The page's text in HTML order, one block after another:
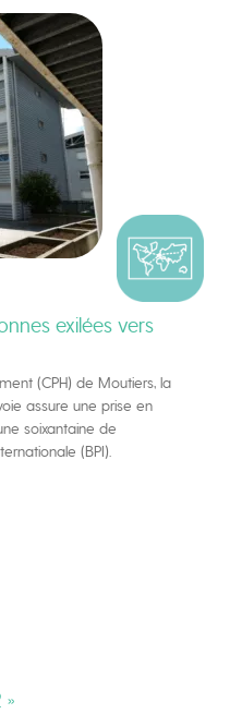
exilées vers
(CPH) de Moutiers, la
assure une prise en
soixantaine de
(BPI).
»